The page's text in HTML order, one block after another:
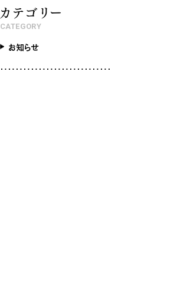
お問い合わせ
カテゴリー
CATEGORY
お知らせ